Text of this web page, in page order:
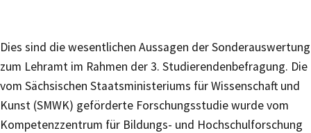
Dies sind die wesentlichen Aussagen der Sonderauswertung
zum Lehramt im Rahmen der 3. Studierendenbefragung. Die
vom Sächsischen Staatsministeriums für Wissenschaft und
Kunst (SMWK) geförderte Forschungsstudie wurde vom
Kompetenzzentrum für Bildungs- und Hochschulforschung